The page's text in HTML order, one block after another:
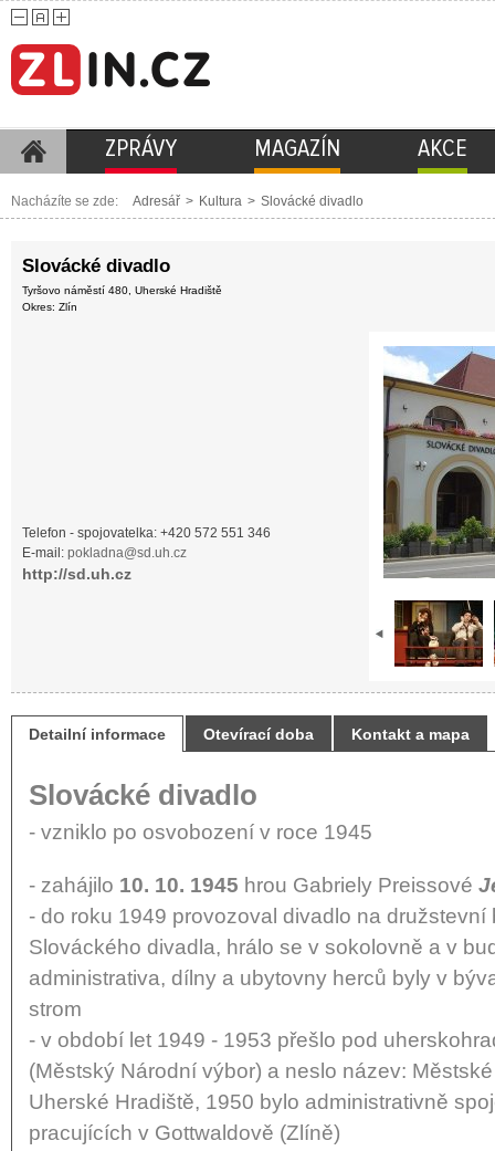
ZPRÁVY MAGAZÍN AKCE
Nacházíte se zde: Adresář > Kultura > Slovácké divadlo
Slovácké divadlo
Tyršovo náměstí 480, Uherské Hradiště
Okres: Zlín
Telefon - spojovatelka: +420 572 551 346
E-mail: pokladna@sd.uh.cz
http://sd.uh.cz
Detailní informace Otevírací doba Kontakt a mapa
Slovácké divadlo
- vzniklo po osvobození v roce 1945
- zahájilo 10. 10. 1945 hrou Gabriely Preissové
- do roku 1949 provozoval divadlo na družstevní
Slováckého divadla, hrálo se v sokolovně a v
administrativa, dílny a ubytovny herců byly v
strom
- v období let 1949 - 1953 přešlo pod
(Městský Národní výbor) a neslo název:
Uherské Hradiště, 1950 bylo administrativně
pracujících v Gottwaldově (Zlíně)